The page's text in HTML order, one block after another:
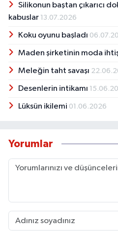
Silikonun baştan çıkarıcı
kabuslar 13.07.2026
Koku oyunu başladı
Maden şirketinin moda
Meleğin taht savaşı
Desenlerin intikamı
Lüksün ikilemi 01.06.2026
Yorumlar